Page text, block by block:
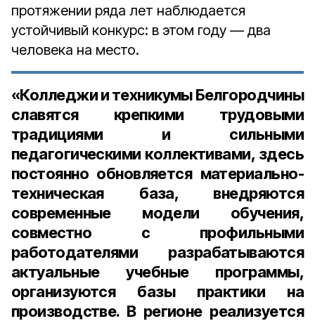
протяжении ряда лет наблюдается
устойчивый конкурс: в этом году — два
человека на место.
«Колледжи и техникумы Белгородчины
славятся крепкими трудовыми
традициями и сильными
педагогическими коллективами, здесь
постоянно обновляется материально-
техническая база, внедряются
современные модели обучения,
совместно с профильными
работодателями разрабатываются
актуальные учебные программы,
организуются базы практики на
производстве. В регионе реализуется